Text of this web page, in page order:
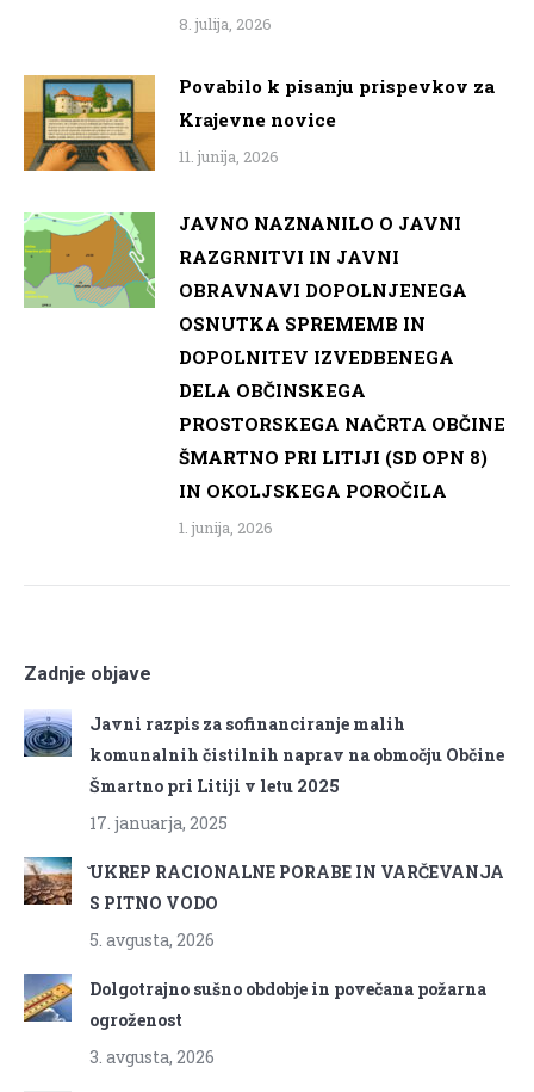
8. julija, 2026
Povabilo k pisanju prispevkov za
Krajevne novice
11. junija, 2026
JAVNO NAZNANILO O JAVNI
RAZGRNITVI IN JAVNI
OBRAVNAVI DOPOLNJENEGA
OSNUTKA SPREMEMB IN
DOPOLNITEV IZVEDBENEGA
DELA OBČINSKEGA
PROSTORSKEGA NAČRTA OBČINE
ŠMARTNO PRI LITIJI (SD OPN 8)
IN OKOLJSKEGA POROČILA
1. junija, 2026
Zadnje objave
Javni razpis za sofinanciranje malih
komunalnih čistilnih naprav na območju Občine
Šmartno pri Litiji v letu 2025
17. januarja, 2025
̌UKREP RACIONALNE PORABE IN VARČEVANJA
S PITNO VODO
5. avgusta, 2026
Dolgotrajno sušno obdobje in povečana požarna
ogroženost
3. avgusta, 2026